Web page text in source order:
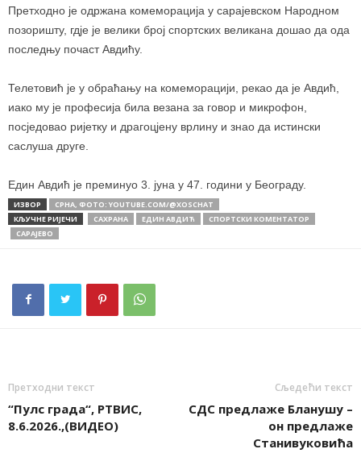
Претходно је одржана комеморација у сарајевском Народном
позоришту, гдје је велики број спортских великана дошао да ода
последњу почаст Авдићу.
Телетовић је у обраћању на комеморацији, рекао да је Авдић,
иако му је професија била везана за говор и микрофон,
посједовао ријетку и драгоцјену врлину и знао да истински
саслуша друге.
Един Авдић је преминуо 3. јуна у 47. години у Београду.
ИЗВОР
СРНА, ФОТО: YOUTUBE.COM/@XOSCHAT
КЉУЧНЕ РИЈЕЧИ
САХРАНА ЕДИН АВДИЋ
СПОРТСКИ КОМЕНТАТОР
САРАЈЕВО
Претходни текст
“Пулс града“, РТВИС,
8.6.2026.,(ВИДЕО)
Сљедећи текст
СДС предлаже Бланушу –
он предлаже
Станивуковића